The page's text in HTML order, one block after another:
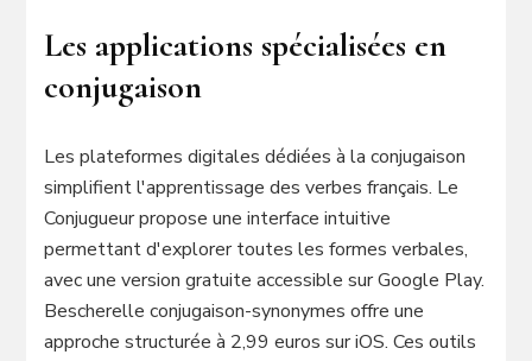
Les applications spécialisées en
conjugaison
Les plateformes digitales dédiées à la conjugaison
simplifient l'apprentissage des verbes français. Le
Conjugueur propose une interface intuitive
permettant d'explorer toutes les formes verbales,
avec une version gratuite accessible sur Google Play.
Bescherelle conjugaison-synonymes offre une
approche structurée à 2,99 euros sur iOS. Ces outils